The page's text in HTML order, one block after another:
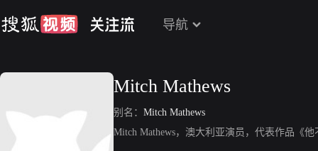
导航
Mitch Mathews
别名： Mitch Mathews
Mitch Mathews，澳大利亚演员，代表作品《